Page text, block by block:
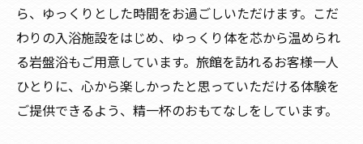
ら、ゆっくりとした時間をお過ごしいただけます。こだ
わりの入浴施設をはじめ、ゆっくり体を芯から温められ
る岩盤浴もご用意しています。旅館を訪れるお客様一人
ひとりに、心から楽しかったと思っていただける体験を
ご提供できるよう、精一杯のおもてなしをしています。